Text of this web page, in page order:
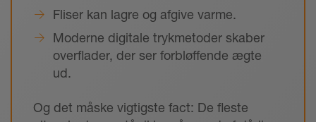
Fliser kan lagre og afgive varme.
Moderne digitale trykmetoder skaber
overflader, der ser forbløffende ægte
ud.
Og det måske vigtigste fact: De fleste